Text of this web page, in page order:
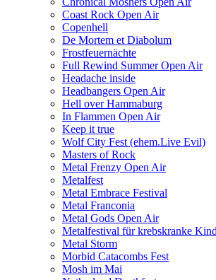
Coast Rock Open Air
Copenhell
De Mortem et Diabolum
Frostfeuernächte
Full Rewind Summer Open Air
Headache inside
Headbangers Open Air
Hell over Hammaburg
In Flammen Open Air
Keep it true
Wolf City Fest (ehem.Live Evil)
Masters of Rock
Metal Frenzy Open Air
Metalfest
Metal Embrace Festival
Metal Franconia
Metal Gods Open Air
Metalfestival für krebskranke
Metal Storm
Morbid Catacombs Fest
Mosh im Mai